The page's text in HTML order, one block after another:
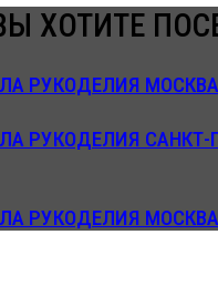
ХОТИТЕ
РУКОДЕЛИЯ
РУКОДЕЛИЯ САНКТ-
РУКОДЕЛИЯ